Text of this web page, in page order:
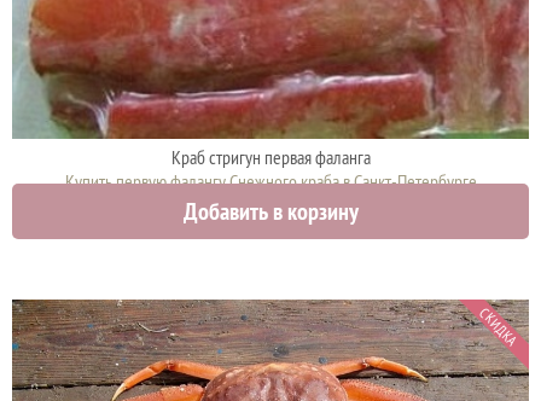
Краб стригун первая фаланга
Купить первую фалангу Снежного краба в Санкт-Петербурге
11000 руб.
Добавить в корзину
СКИДКА